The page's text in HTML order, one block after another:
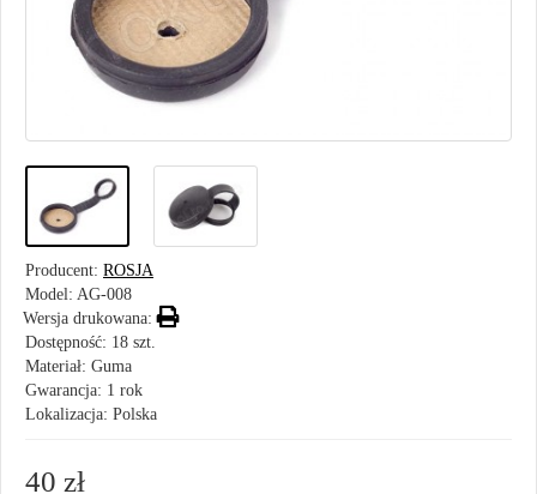
Producent: ROSJA
Model: AG-008
Wersja drukowana:
Dostępność: 18 szt.
Materiał: Guma
Gwarancja: 1 rok
Lokalizacja: Polska
40 zł